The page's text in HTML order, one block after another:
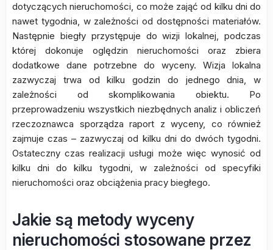
dotyczących nieruchomości, co może zająć od kilku dni do
nawet tygodnia, w zależności od dostępności materiałów.
Następnie biegły przystępuje do wizji lokalnej, podczas
której dokonuje oględzin nieruchomości oraz zbiera
dodatkowe dane potrzebne do wyceny. Wizja lokalna
zazwyczaj trwa od kilku godzin do jednego dnia, w
zależności od skomplikowania obiektu. Po
przeprowadzeniu wszystkich niezbędnych analiz i obliczeń
rzeczoznawca sporządza raport z wyceny, co również
zajmuje czas – zazwyczaj od kilku dni do dwóch tygodni.
Ostateczny czas realizacji usługi może więc wynosić od
kilku dni do kilku tygodni, w zależności od specyfiki
nieruchomości oraz obciążenia pracy biegłego.
Jakie są metody wyceny
nieruchomości stosowane przez